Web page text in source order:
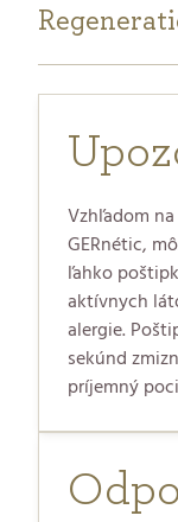
Vzhľadom
GERnétic,
ľahko
aktívnych
alergie.
sekúnd
príjemný